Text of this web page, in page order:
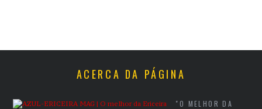
ACERCA DA PÁGINA
"O MELHOR DA